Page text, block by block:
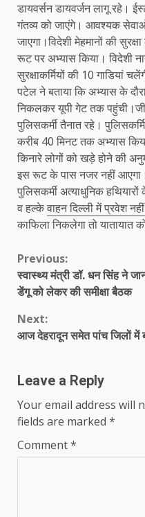
डायवर्सन डायवर्जन लागू रहे।
गंतव्य को जाएंगे। आवश्यक
जाएगा।विदेशी मेहमानों की
रूट पर अभ्यास किया। विदेशी
सुरक्षाकर्मियों की 10 गाडियां
पटेल ने बताया कि अभ्यास के
निकलकर यूपी गेट तक
पुलिसकर्मी तैनात रहे।
करीब 40 मिनट तक अभ्यास
किनारे लोगों को खड़े होने की
इस रूट के पास नजर नहीं
पुलिसकर्मी अत्याधुनिक
व हल्केवाहन दिल्ली में प्रवेश
काफिला निकलेगा तो यातायात
Continue
Reading
Previous:
स्वास्थ्य मंत्री डॉ. धन सिंह ने
डेंगू को लेकर की समीक्षा बैठक
Next:
आज देहरादून समेत पांच जिलों में
Leave a Reply
Your email address will
fields are marked *
Comment*